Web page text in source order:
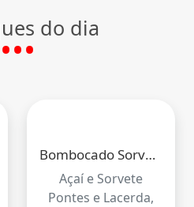
do dia
Bombocado Sorvetes e Açaí
Açaí e Sorvete
Pontes e Lacerda,